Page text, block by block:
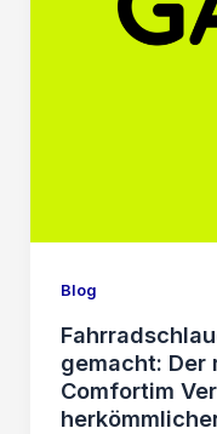
Blog
gemacht: Der
Comfortim